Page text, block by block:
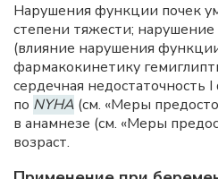
Нарушения функции почек
степени тяжести;
(влияние нарушения
фармакокинетику
сердечная недостаточность
по NYHA (см. «Меры
в анамнезе (см. «Меры
возраст.